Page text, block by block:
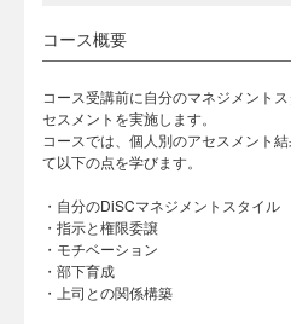
コース概要
コース受講前に自分のマネジメント
セスメントを実施します。
コースでは、個人別のアセスメント
て以下の点を学びます。
・自分のDiSCマネジメントスタイル
・指示と権限委譲
・モチベーション
・部下育成
・上司との関係構築